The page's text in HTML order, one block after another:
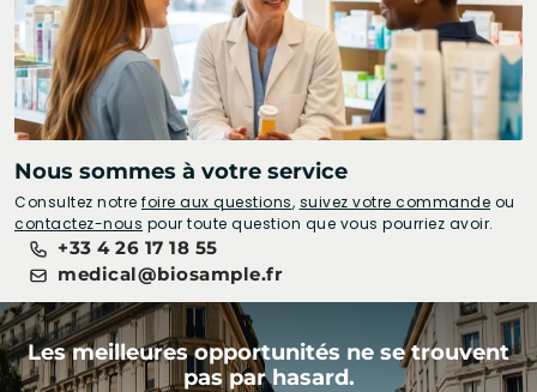
Nous sommes à votre service
Consultez notre foire aux questions, suivez votre commande ou
contactez-nous pour toute question que vous pourriez avoir.
+33 4 26 17 18 55
medical@biosample.fr
Les meilleures opportunités ne se trouvent
pas par hasard.